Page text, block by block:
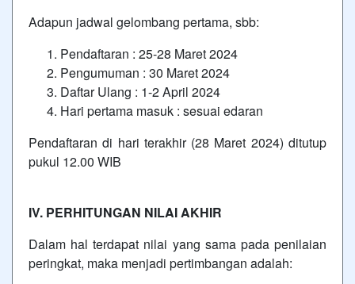
Adapun jadwal gelombang pertama, sbb:
Pendaftaran : 25-28 Maret 2024
Pengumuman : 30 Maret 2024
Daftar Ulang : 1-2 April 2024
Hari pertama masuk : sesuai edaran
Pendaftaran di hari terakhir (28 Maret 2024) ditutup
pukul 12.00 WIB
IV. PERHITUNGAN NILAI AKHIR
Dalam hal terdapat nilai yang sama pada penilaian
peringkat, maka menjadi pertimbangan adalah: